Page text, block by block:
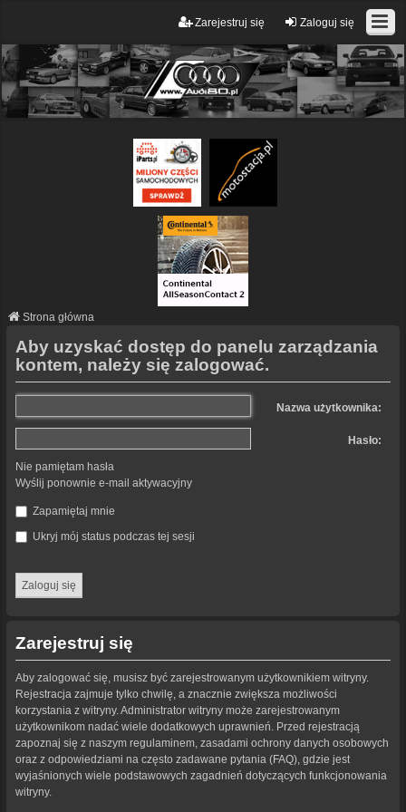
Zaloguj się
Zarejestruj się
Strona główna
Aby uzyskać dostęp do panelu zarządzania
kontem, należy się zalogować.
Nazwa użytkownika:
Hasło:
Nie pamiętam hasła
Wyślij ponownie e-mail aktywacyjny
Zapamiętaj mnie
Ukryj mój status podczas tej sesji
Zarejestruj się
Aby zalogować się, musisz być zarejestrowanym użytkownikiem witryny.
Rejestracja zajmuje tylko chwilę, a znacznie zwiększa możliwości
korzystania z witryny. Administrator witryny może zarejestrowanym
użytkownikom nadać wiele dodatkowych uprawnień. Przed rejestracją
zapoznaj się z naszym regulaminem, zasadami ochrony danych osobowych
oraz z odpowiedziami na często zadawane pytania (FAQ), gdzie jest
wyjaśnionych wiele podstawowych zagadnień dotyczących funkcjonowania
witryny.